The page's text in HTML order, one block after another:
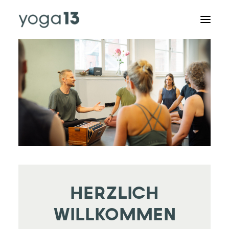
KURSPLAN
SPECIALS & RETREATS
ABOUT US
AUSBILDUNGEN
KONTAKTHERZLICH
WILLKOMMEN